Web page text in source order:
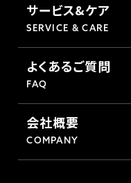
サービス&ケア
SERVICE & CARE
よくあるご質問
FAQ
会社概要
COMPANY